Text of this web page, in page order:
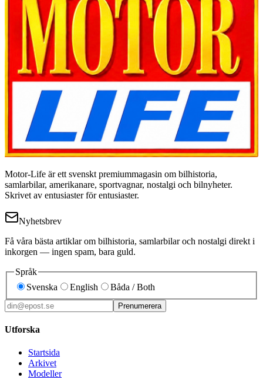
Motor-Life är ett svenskt premiummagasin om bilhistoria,
samlarbilar, amerikanare, sportvagnar, nostalgi och bilnyheter.
Skrivet av entusiaster för entusiaster.
Nyhetsbrev
Få våra bästa artiklar om bilhistoria, samlarbilar och nostalgi direkt i
inkorgen — ingen spam, bara guld.
Språk
Svenska
English Båda / Both
Prenumerera
Utforska
Startsida
Arkivet
Modeller